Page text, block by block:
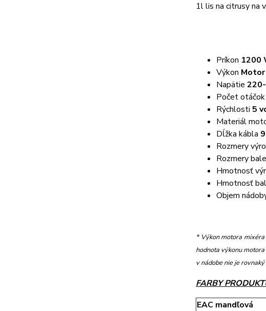
1l lis na citrusy na
Príkon 1200
Výkon
Napätie
Počet otáčok
Rýchlosti 5
Materiál
Dĺžka kábla
Rozmery
Rozmery
Hmotnosť
Hmotnosť
Objem
* Výkon motora
hodnota výkonu
v nádobe nie je
FARBY
EAC mandľová